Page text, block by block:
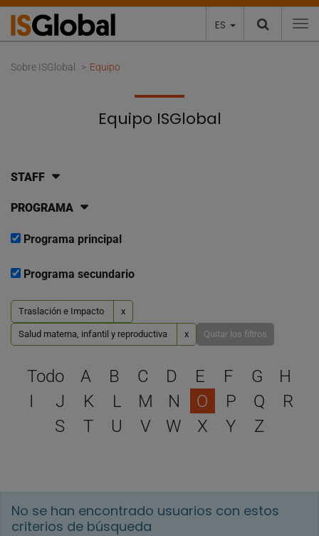
ES
Sobre ISGlobal Equipo
Equipo ISGlobal
STAFF
PROGRAMA
Programa principal
Programa secundario
Traslación e Impacto x
Salud materna, infantil y reproductiva x Quitar los filtros
Selecciona una letra
Todo A B C D E F G
H
I
J K L M N O P Q
R
S
T U V W X Y Z
No se han encontrado usuarios con estos
criterios de búsqueda